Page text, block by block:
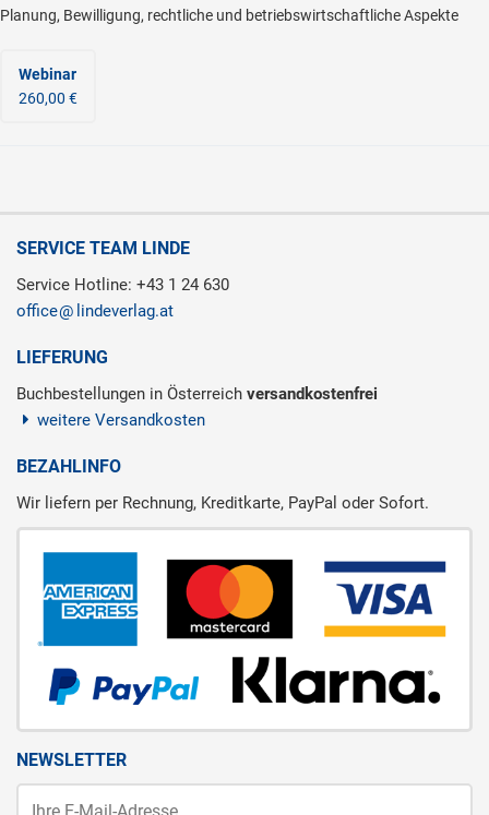
Planung, Bewilligung, rechtliche und betriebswirtschaftliche Aspekte
Webinar
260,00 €
SERVICE TEAM LINDE
Service Hotline: +43 1 24 630
office
lindeverlag.at
LIEFERUNG
Buchbestellungen in Österreich versandkostenfrei
weitere Versandkosten
BEZAHLINFO
Wir liefern per Rechnung, Kreditkarte, PayPal oder Sofort.
NEWSLETTER